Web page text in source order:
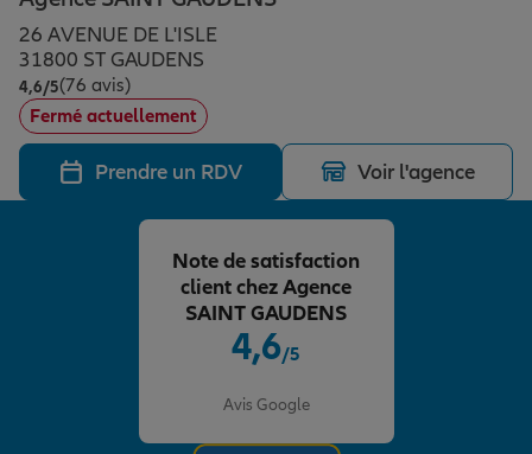
Assurance emprunteur
Prévoyance et dépendance
Assurance animal de compagnie
Protection de la famille
Protection juridique
Épargne & retraite
Plan épargne retraite
Assurance vie
Placements financiers
Investissements immobiliers
Transmission
Vos projets
Partir en vacances
Départ à la retraite
Conseil assurance
Assurance habitation
Allianz en France
26 AVENUE DE L'ISLE
31800 ST GAUDENS
4,6/5Note de 4.6 sur 5
(76 avis)
Fermé actuellement
Prendre un RDV Voir l'agence
4,6/5
Avis Google
Note de satisfaction
client chez Agence
SAINT GAUDENS